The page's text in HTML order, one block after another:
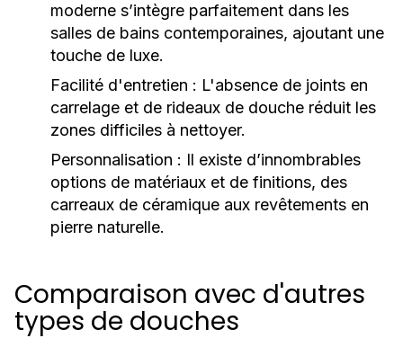
moderne s’intègre parfaitement dans les
salles de bains contemporaines, ajoutant une
touche de luxe.
Facilité d'entretien : L'absence de joints en
carrelage et de rideaux de douche réduit les
zones difficiles à nettoyer.
Personnalisation : Il existe d’innombrables
options de matériaux et de finitions, des
carreaux de céramique aux revêtements en
pierre naturelle.
Comparaison avec d'autres
types de douches